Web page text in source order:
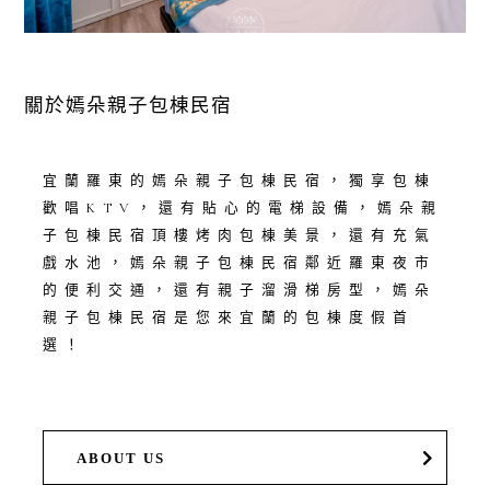
關於嫣朵親子包棟民宿
宜蘭羅東的嫣朵親子包棟民宿，獨享包棟
歡唱KTV，還有貼心的電梯設備，嫣朵親
子包棟民宿頂樓烤肉包棟美景，還有充氣
戲水池，嫣朵親子包棟民宿鄰近羅東夜市
的便利交通，還有親子溜滑梯房型，嫣朵
親子包棟民宿是您來宜蘭的包棟度假首
選！
ABOUT US